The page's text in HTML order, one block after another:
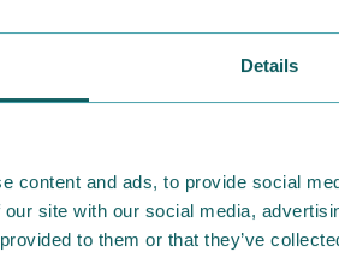
Details
content and ads, to provide social
site with our social media,
to them or that they’ve
2026.04.02
【MOOMIN SHOP
でかけキャンペーン開
ルグッズなど新商品盛